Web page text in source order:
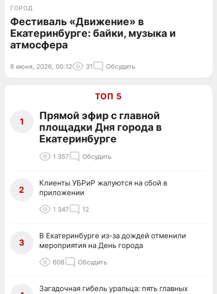
ГОРОД
Фестиваль «Движение» в
Екатеринбурге: байки, музыка и
атмосфера
8 июня, 2026, 00:12 31 Обсудить
ТОП 5
1
Прямой эфир с главной
площадки Дня города в
Екатеринбурге
1 357 Обсудить
2
Клиенты УБРиР жалуются на сбой в
приложении
1 347 12
3
В Екатеринбурге из-за дождей отменили
мероприятия на День города
608 Обсудить
Загадочная гибель уральца: пять главных